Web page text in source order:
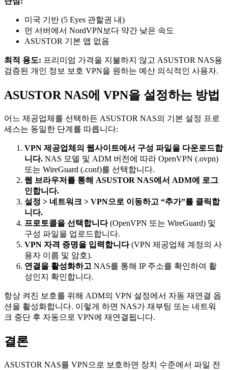
미국 기반 (5 Eyes 관할권 내)
먼 서버에서 NordVPN보다 약간 낮은 속도
ASUSTOR 기본 앱 없음
최적 용도: 프리미엄 가격을 지불하지 않고 ASUSTOR NAS용
검증된 개인 정보 보호 VPN을 원하는 예산 의식적인 사용자.
ASUSTOR NAS에 VPN을 설정하는 방법
어느 제공업체를 선택하든 ASUSTOR NAS의 기본 설정 프로
세스는 동일한 단계를 따릅니다:
VPN 제공업체의 웹사이트에서 구성 파일을 다운로드합
니다. NAS 모델 및 ADM 버전에 따라 OpenVPN (.ovpn)
또는 WireGuard (.conf)를 선택합니다.
웹 브라우저를 통해 ASUSTOR NAS에서 ADM에 로그
인합니다.
설정 > 네트워크 > VPN으로 이동하고 “추가”를 클릭합
니다.
프로토콜을 선택합니다(OpenVPN 또는 WireGuard) 및
구성 파일을 업로드합니다.
VPN 자격 증명을 입력합니다(VPN 제공업체 계정의 사
용자 이름 및 암호).
연결을 활성화하고 NAS를 통해 IP 주소를 확인하여 활
성인지 확인합니다.
항상 켜진 보호를 위해 ADM의 VPN 설정에서 자동 재연결 옵
션을 활성화합니다. 이렇게 하면 NAS가 재부팅 또는 네트워
크 중단 후 자동으로 VPN에 재연결됩니다.
결론
ASUSTOR NAS를 VPN으로 보호하면 장치 수준에서 파일 전